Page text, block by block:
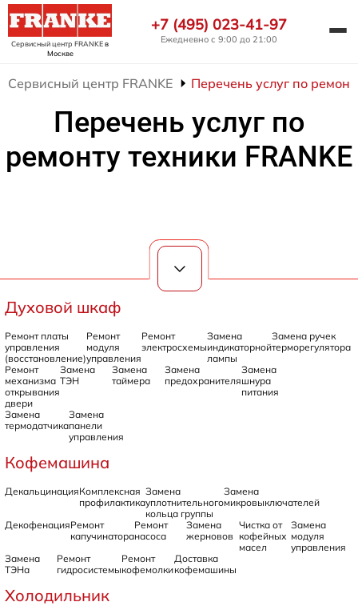
Сервисный центр FRANKEв
Москве
+7 (495) 023-41-97
Ежедневно с 9:00 до 21:00
Сервисный центр FRANKE Перечень услуг по
Перечень услуг по
ремонту техники FRANKE
Духовой шкаф
Ремонт платы
управления
(восстановление)
Ремонт
модуля
управления
Ремонт
электросхемы
Замена
индикаторной
лампы
Замена ручек
терморегулятора
Ремонт
механизма
открывания
двери
Замена
ТЭН
Замена
таймера
Замена
предохранителя
Замена
шнура
питания
Замена
термодатчика
Замена
панели
управления
Кофемашина
ДекальцинацияКомплексная
профилактика
Замена
уплотнительного
кольца группы
Замена
микровыключателей
ДекофенацияРемонт
капучинатора
Ремонт
насоса
Замена
жерновов
Чистка от
кофейных
масел
Замена
модуля
управления
Замена
ТЭНа
Ремонт
гидросистемы
Ремонт
кофемолки
Доставка
кофемашины
Холодильник